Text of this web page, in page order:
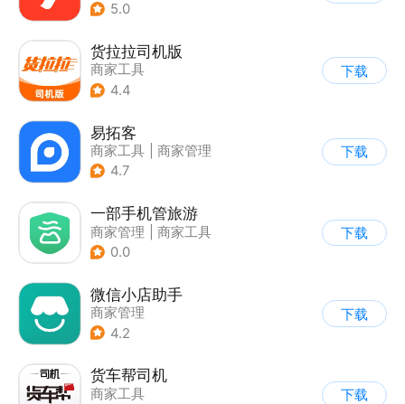
5.0
货拉拉司机版
商家工具
4.4
下载
易拓客
商家工具
商家管理
4.7
下载
一部手机管旅游
商家管理
商家工具
| 效率办公
0.0
下载
微信小店助手
商家管理
4.2
下载
货车帮司机
商家工具
下载